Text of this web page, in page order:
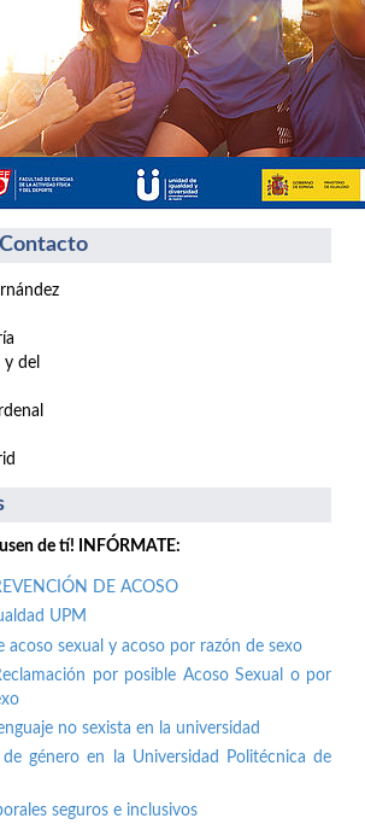
del
de tí! INFÓRMATE:
DE ACOSO
UPM
acoso sexual y acoso por razón de sexo
por posible Acoso Sexual o por
no sexista en la universidad
de género en la Universidad Politécnica de
seguros e inclusivos